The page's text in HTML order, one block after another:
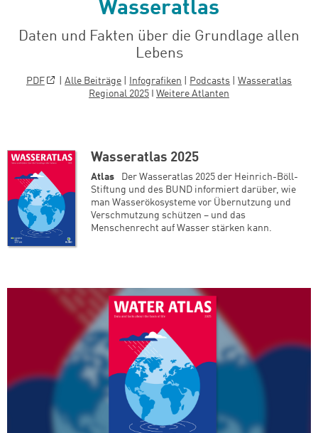
Wasseratlas
Daten und Fakten über die Grundlage allen
Lebens
PDF |Alle Beiträge Infografiken Podcasts |Wasseratlas
Regional 2025
Weitere Atlanten
Wasseratlas 2025
Atlas
Der Wasseratlas 2025 der Heinrich-Böll-
Stiftung und des BUND informiert darüber, wie
man Wasserökosysteme vor Übernutzung und
Verschmutzung schützen – und das
Menschenrecht auf Wasser stärken kann.